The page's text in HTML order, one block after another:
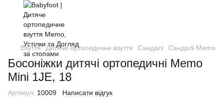
Взуття Дитяче ортопедичне взуття Сандалі Сандалі Memo
Босоніжки дитячі ортопедичні Memo
Mini 1JE, 18
Артикул: 10009 Написати відгук